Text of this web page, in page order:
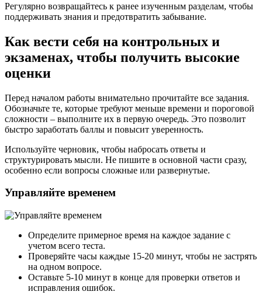
Регулярно возвращайтесь к ранее изученным разделам, чтобы
поддерживать знания и предотвратить забывание.
Как вести себя на контрольных и
экзаменах, чтобы получить высокие
оценки
Перед началом работы внимательно прочитайте все задания.
Обозначьте те, которые требуют меньше времени и пороговой
сложности – выполните их в первую очередь. Это позволит
быстро заработать баллы и повысит уверенность.
Используйте черновик, чтобы набросать ответы и
структурировать мысли. Не пишите в основной части сразу,
особенно если вопросы сложные или развернутые.
Управляйте временем
Определите примерное время на каждое задание с
учетом всего теста.
Проверяйте часы каждые 15-20 минут, чтобы не застрять
на одном вопросе.
Оставьте 5-10 минут в конце для проверки ответов и
исправления ошибок.